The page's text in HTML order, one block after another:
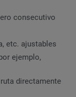
consecutivo
etc. ajustables
ejemplo,
directamente